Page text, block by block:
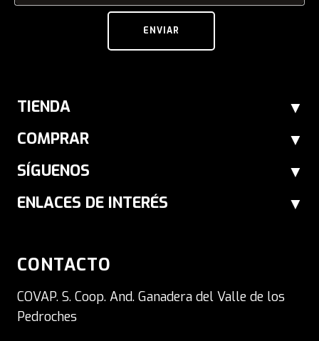
ENVIAR
TIENDA
COMPRAR
SÍGUENOS
ENLACES DE INTERÉS
CONTACTO
COVAP. S. Coop. And. Ganadera del Valle de los
Pedroches